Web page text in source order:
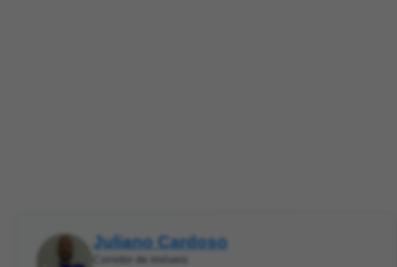
Juliano Cardoso
Corretor de imóveis